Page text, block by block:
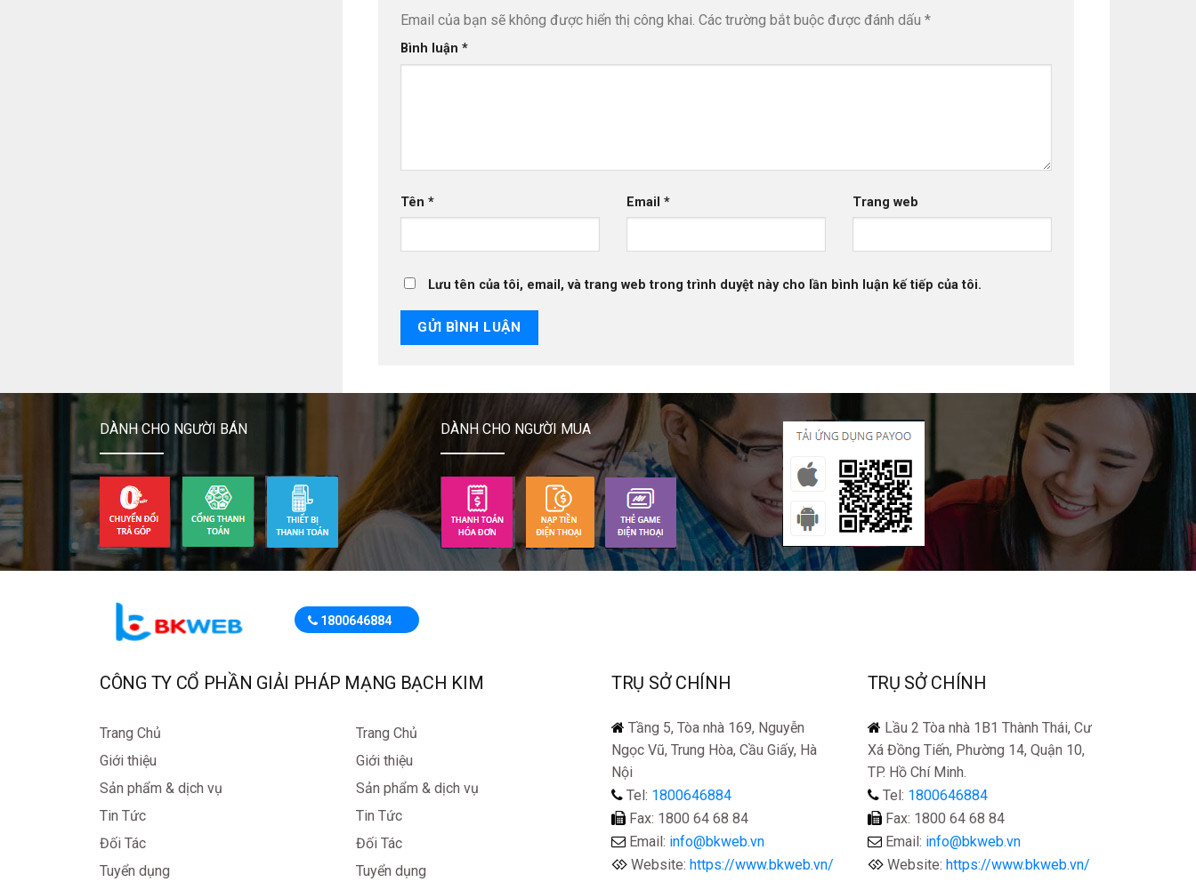
Email của bạn sẽ không được hiển thị công khai. Các trường bắt buộc được đánh dấu *
Bình luận *
Tên * Email * Trang web
Lưu tên của tôi, email, và trang web trong trình duyệt này cho lần bình luận kế tiếp của tôi.
DÀNH CHO NGƯỜI BÁN DÀNH CHO NGƯỜI MUA
1800646884
CÔNG TY CỔ PHẦN GIẢI PHÁP MẠNG BẠCH KIM
Trang Chủ
Giới thiệu
Sản phẩm & dịch vụ
Tin Tức
Đối Tác
Tuyển dụng
Trang Chủ
Giới thiệu
Sản phẩm & dịch vụ
Tin Tức
Đối Tác
Tuyển dụng
TRỤ SỞ CHÍNH
Tầng 5, Tòa nhà 169, Nguyễn
Ngọc Vũ, Trung Hòa, Cầu Giấy, Hà
Nội
Tel: 1800646884
Fax: 1800 64 68 84
Email: info@bkweb.vn
Website: https://www.bkweb.vn/
TRỤ SỞ CHÍNH
Lầu 2 Tòa nhà 1B1 Thành Thái, Cư
Xá Đồng Tiến, Phường 14, Quận 10,
TP. Hồ Chí Minh.
Tel: 1800646884
Fax: 1800 64 68 84
Email: info@bkweb.vn
Website: https://www.bkweb.vn/